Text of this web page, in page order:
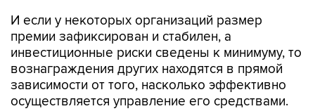
И если у некоторых организаций размер
премии зафиксирован и стабилен, а
инвестиционные риски сведены к минимуму, то
вознаграждения других находятся в прямой
зависимости от того, насколько эффективно
осуществляется управление его средствами.